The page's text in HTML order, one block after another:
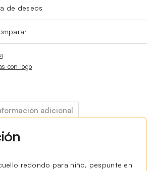
de deseos
con logo
adicional
redondo para niño, pespunte en